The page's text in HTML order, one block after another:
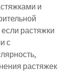
и
растяжки
с
растяжек